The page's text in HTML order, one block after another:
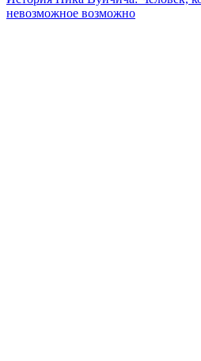
невозможное возможно